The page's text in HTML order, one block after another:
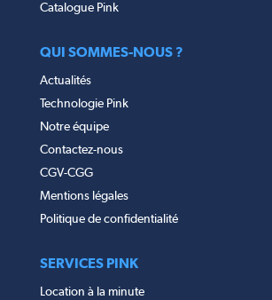
Catalogue Pink
QUI SOMMES-NOUS ?
Actualités
Technologie Pink
Notre équipe
Contactez-nous
CGV-CGG
Mentions légales
Politique de confidentialité
SERVICES PINK
Location à la minute